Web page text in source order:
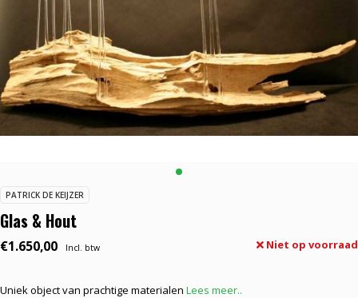
PATRICK DE KEIJZER
Glas & Hout
€1.650,00 Incl. btw Niet op voorraad
Uniek object van prachtige materialen Lees meer..